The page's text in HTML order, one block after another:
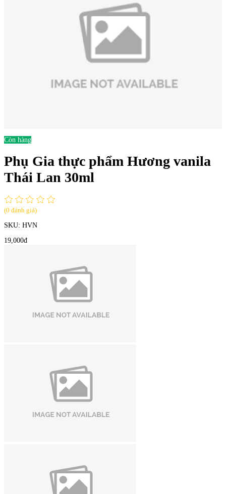
Còn hàng
Phụ Gia thực phẩm Hương vanila
Thái Lan 30ml
(0 đánh giá)
SKU: HVN
19,000đ